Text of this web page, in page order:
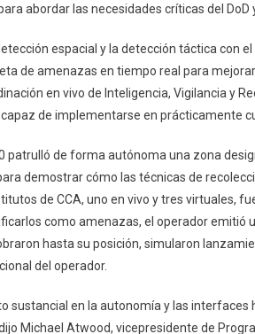
abordar las necesidades críticas del DoD
espacial y la detección táctica con
de amenazas en tiempo real para
en vivo de Inteligencia, Vigilancia y
de implementarse en prácticamente
patrulló de forma autónoma una zona
demostrar cómo las técnicas de
de CCA, uno en vivo y tres virtuales,
como amenazas, el operador emitió
hasta su posición, simularon
del operador.
sustancial en la autonomía y las
Michael Atwood, vicepresidente de